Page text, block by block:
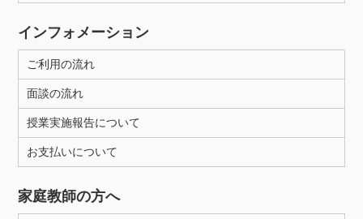
距離：15km以内
年齢：18-101歳
インフォメーション
ご利用の流れ
面談の流れ
授業実施報告について
お支払いについて
家庭教師の方へ